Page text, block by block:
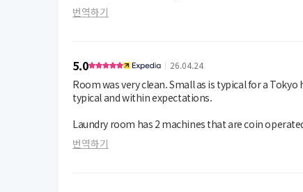
번역하기
5.0 26.04.24
Room was very clean. Small as is typical for a
typical and within expectations.
Laundry room has 2 machines that are coin
between 400 to 500 yen depending on which cycle
번역하기